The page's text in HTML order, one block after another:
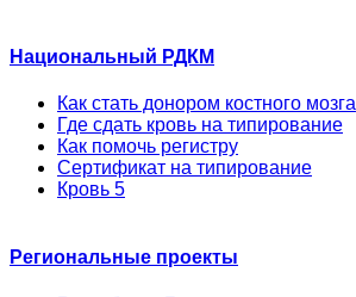
Национальный РДКМ
Как стать донором костного мозга
Где сдать кровь на типирование
Как помочь регистру
Сертификат на типирование
Кровь 5
Региональные проекты